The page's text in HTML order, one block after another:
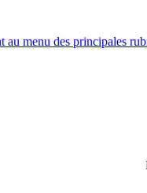
au menu des principales